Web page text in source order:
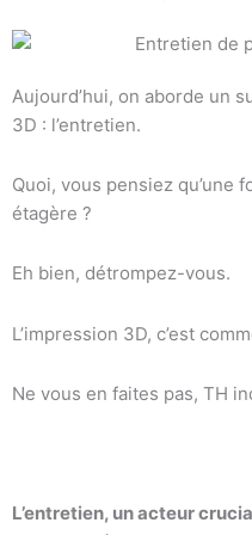
Aujourd’hui, on aborde un
3D : l’entretien.
Quoi, vous pensiez qu’une
étagère ?
Eh bien, détrompez-vous.
L’impression 3D, c’est
Ne vous en faites pas, TH
L’entretien, un acteur